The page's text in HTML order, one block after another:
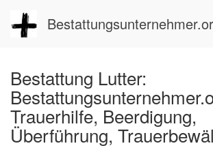
Inhalt
springen
Bestattung Lutter:
Trauerhilfe, Beerdigung,
Überführung,